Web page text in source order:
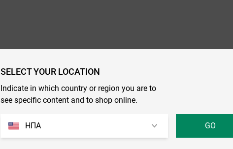
SELECT YOUR LOCATION
Indicate in which country or region you are to
see specific content and to shop online.
ΗΠΑ GO